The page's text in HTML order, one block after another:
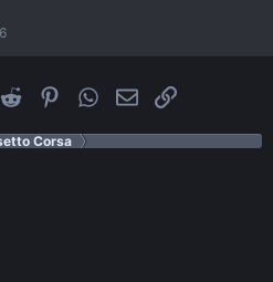
Reddit PinterestWhatsApp
EmailEnlace
Corsa